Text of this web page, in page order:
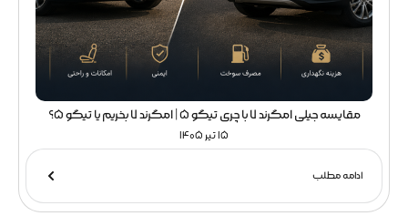
مقایسه جیلی امگرند 7 با چری تیگو 5 | امگرند 7 بخریم یا تیگو 5؟
15 تیر 1405
ادامه مطلب